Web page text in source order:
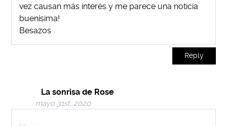
vez causan más interés y me parece una noticia
buenísima!
Besazos
Reply
La sonrisa de Rose
mayo 31st, 2020